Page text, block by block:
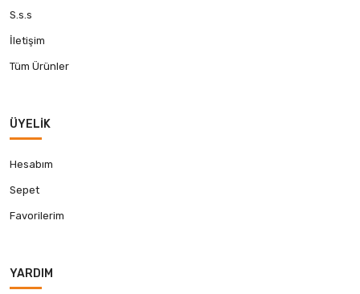
S.s.s
İletişim
Tüm Ürünler
ÜYELIK
Hesabım
Sepet
Favorilerim
YARDIM